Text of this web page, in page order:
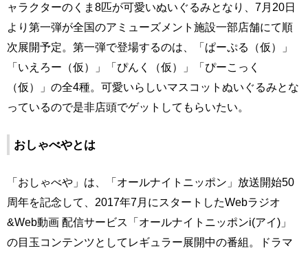
ャラクターのくま8匹が可愛いぬいぐるみとなり、7月20日
より第一弾が全国のアミューズメント施設一部店舗にて順
次展開予定。第一弾で登場するのは、「ぱーぷる（仮）」
「いえろー（仮）」「ぴんく（仮）」「ぴーこっく
（仮）」の全4種。可愛いらしいマスコットぬいぐるみとな
っているので是非店頭でゲットしてもらいたい。
おしゃべやとは
「おしゃべや」は、「オールナイトニッポン」放送開始50
周年を記念して、2017年7月にスタートしたWebラジオ
&Web動画 配信サービス「オールナイトニッポンi(アイ)」
の目玉コンテンツとしてレギュラー展開中の番組。ドラマ